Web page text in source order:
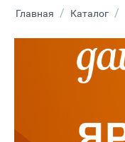
Главная / Каталог /